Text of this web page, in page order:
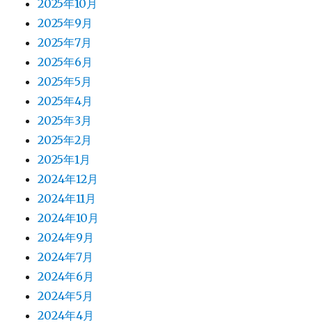
2025年10月
2025年9月
2025年7月
2025年6月
2025年5月
2025年4月
2025年3月
2025年2月
2025年1月
2024年12月
2024年11月
2024年10月
2024年9月
2024年7月
2024年6月
2024年5月
2024年4月